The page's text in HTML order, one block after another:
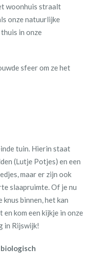
woonhuis straalt
onze natuurlijke
in onze
sfeer om ze het
tuin. Hierin staat
(Lutje Potjes) en een
maar er zijn ook
slaapruimte. Of je nu
binnen, het kan
kom een kijkje in onze
in Rijswijk!